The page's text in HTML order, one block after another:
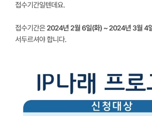
접수기간일텐데요.
접수기간은2024년 2월 6일(화) ~ 2024년 3월 4
서두르셔야 합니다.